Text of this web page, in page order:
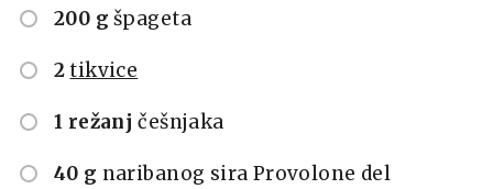
200 g špageta
2 tikvice
1 režanj češnjaka
40 g naribanog sira Provolone del